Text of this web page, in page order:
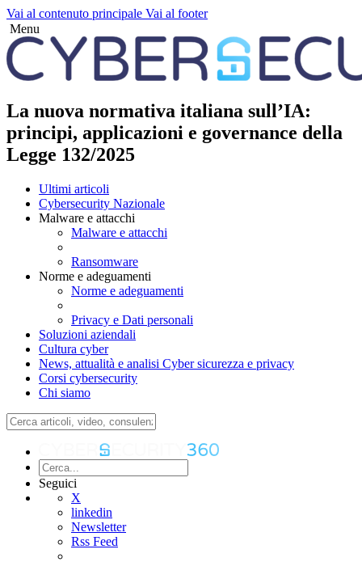
Vai al contenuto principale Vai al footer
Menu
La nuova normativa italiana sull’IA:
principi, applicazioni e governance della
Legge 132/2025
Ultimi articoli
Cybersecurity Nazionale
Malware e attacchi
Malware e attacchi
Ransomware
Norme e adeguamenti
Norme e adeguamenti
Privacy e Dati personali
Soluzioni aziendali
Cultura cyber
News, attualità e analisi Cyber sicurezza e privacy
Corsi cybersecurity
Chi siamo
Seguici
X
linkedin
Newsletter
Rss Feed